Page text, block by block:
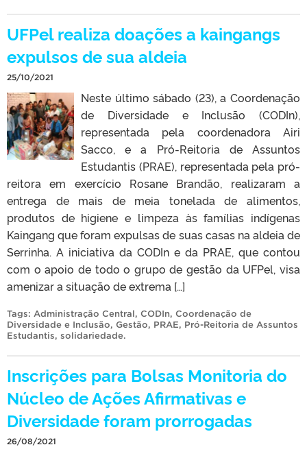
UFPel realiza doações a kaingangs
expulsos de sua aldeia
25/10/2021
Neste último sábado (23), a Coordenação
de Diversidade e Inclusão (CODIn),
representada pela coordenadora Airi
Sacco, e a Pró-Reitoria de Assuntos
Estudantis (PRAE), representada pela pró-
reitora em exercício Rosane Brandão, realizaram a
entrega de mais de meia tonelada de alimentos,
produtos de higiene e limpeza às famílias indígenas
Kaingang que foram expulsas de suas casas na aldeia de
Serrinha. A iniciativa da CODIn e da PRAE, que contou
com o apoio de todo o grupo de gestão da UFPel, visa
amenizar a situação de extrema […]
Tags: Administração Central, CODIn, Coordenação de
Diversidade e Inclusão, Gestão, PRAE, Pró-Reitoria de Assuntos
Estudantis, solidariedade.
Inscrições para Bolsas Monitoria do
Núcleo de Ações Afirmativas e
Diversidade foram prorrogadas
26/08/2021